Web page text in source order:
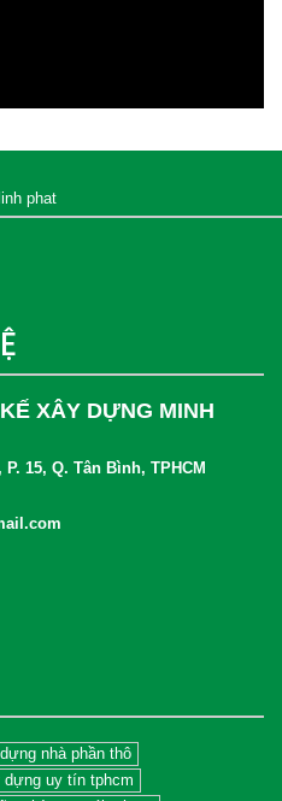
XÂY DỰNG MINH
15, Q. Tân Bình, TPHCM
nhà phần thô
dựng uy tín tphcm